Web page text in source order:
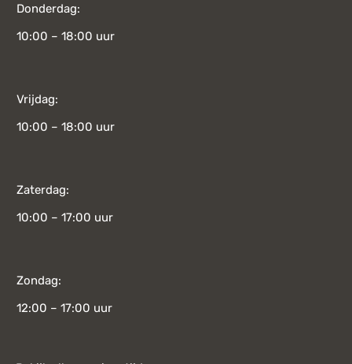
Donderdag:
10:00 – 18:00 uur
Vrijdag:
10:00 – 18:00 uur
Zaterdag:
10:00 – 17:00 uur
Zondag:
12:00 – 17:00 uur